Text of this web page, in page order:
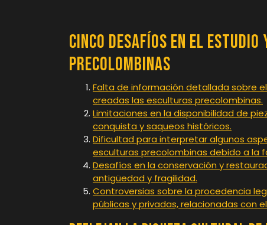
Cinco Desafíos en el
Precolombinas
Falta de información detallada sobre
creadas las esculturas precolombinas.
Limitaciones en la disponibilidad de
conquista y saqueos históricos.
Dificultad para interpretar algunos
esculturas precolombinas debido a la
Desafíos en la conservación y
antigüedad y fragilidad.
Controversias sobre la procedencia
públicas y privadas, relacionadas con